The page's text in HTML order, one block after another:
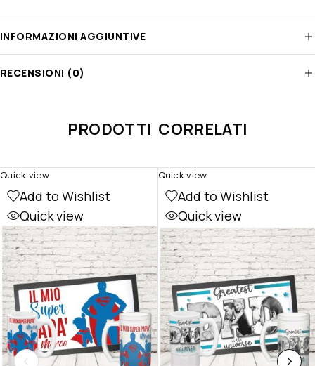
INFORMAZIONI AGGIUNTIVE
RECENSIONI (0)
PRODOTTI CORRELATI
Add to Wishlist
Quick view
Quick view
Add to Wishlist
Quick view
Quick view